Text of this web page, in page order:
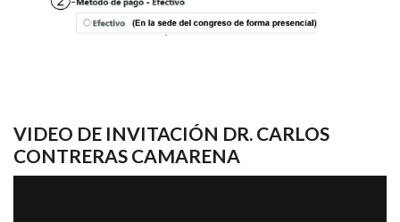
VIDEO DE INVITACIÓN DR. CARLOS
CONTRERAS CAMARENA